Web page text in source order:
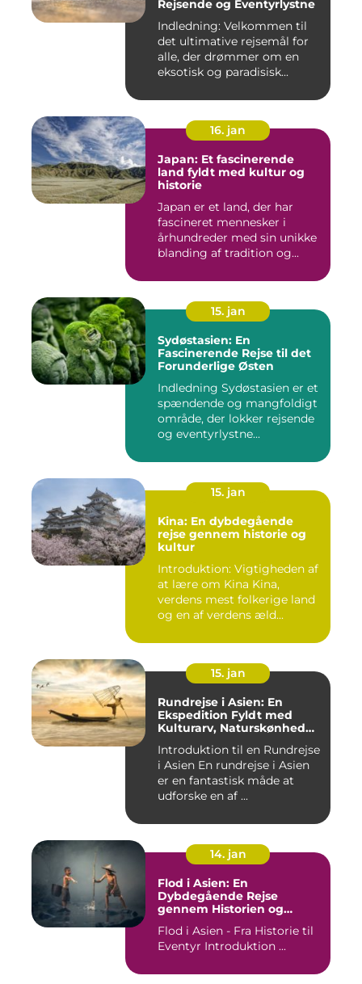
Rejsende og Eventyrlystne
Indledning: Velkommen til
det ultimative rejsemål for
alle, der drømmer om en
eksotisk og paradisisk...
16. jan
Japan: Et fascinerende
land fyldt med kultur og
historie
Japan er et land, der har
fascineret mennesker i
århundreder med sin unikke
blanding af tradition og...
15. jan
Sydøstasien: En
Fascinerende Rejse til det
Forunderlige Østen
Indledning Sydøstasien er et
spændende og mangfoldigt
område, der lokker rejsende
og eventyrlystne...
15. jan
Kina: En dybdegående
rejse gennem historie og
kultur
Introduktion: Vigtigheden af
at lære om Kina Kina,
verdens mest folkerige land
og en af verdens æld...
15. jan
Rundrejse i Asien: En
Ekspedition Fyldt med
Kulturarv, Naturskønhed
Introduktion til en Rundrejse
i Asien En rundrejse i Asien
er en fantastisk måde at
udforske en af ...
14. jan
Flod i Asien: En
Dybdegående Rejse
gennem Historien og
Flod i Asien - Fra Historie til
Eventyr Introduktion ...